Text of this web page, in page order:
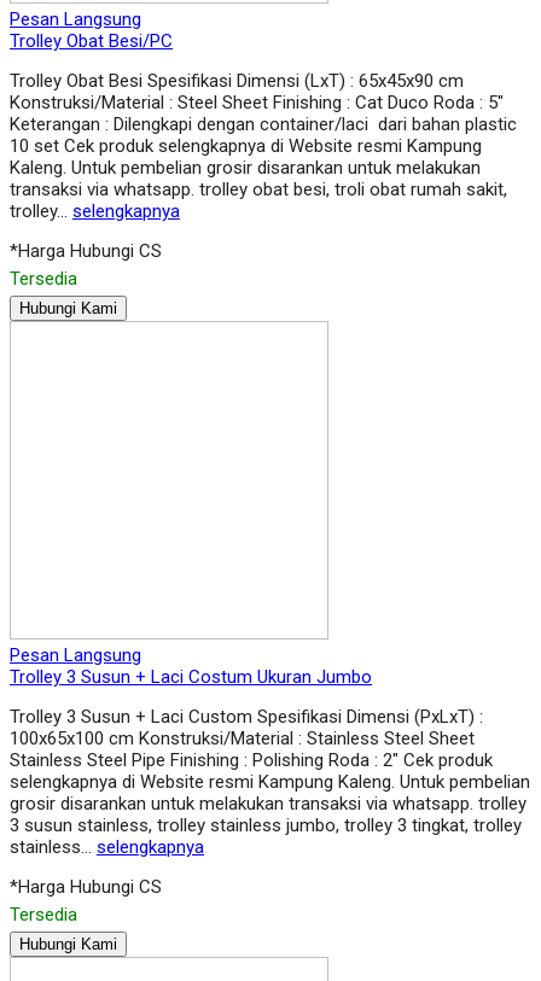
Pesan Langsung
Trolley Obat Besi/PC
Trolley Obat Besi Spesifikasi Dimensi (LxT) : 65x45x90 cm
Konstruksi/Material : Steel Sheet Finishing : Cat Duco Roda : 5″
Keterangan : Dilengkapi dengan container/laci dari bahan plastic
10 set Cek produk selengkapnya di Website resmi Kampung
Kaleng. Untuk pembelian grosir disarankan untuk melakukan
transaksi via whatsapp. trolley obat besi, troli obat rumah sakit,
trolley… selengkapnya
*Harga Hubungi CS
Tersedia
Hubungi Kami
Pesan Langsung
Trolley 3 Susun + Laci Costum Ukuran Jumbo
Trolley 3 Susun + Laci Custom Spesifikasi Dimensi (PxLxT) :
100x65x100 cm Konstruksi/Material : Stainless Steel Sheet
Stainless Steel Pipe Finishing : Polishing Roda : 2″ Cek produk
selengkapnya di Website resmi Kampung Kaleng. Untuk pembelian
grosir disarankan untuk melakukan transaksi via whatsapp. trolley
3 susun stainless, trolley stainless jumbo, trolley 3 tingkat, trolley
stainless… selengkapnya
*Harga Hubungi CS
Tersedia
Hubungi Kami